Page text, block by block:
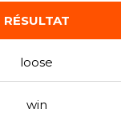
RÉSULTAT
loose
win